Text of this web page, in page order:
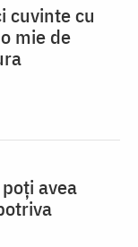
cuvinte cu
mie de
avea